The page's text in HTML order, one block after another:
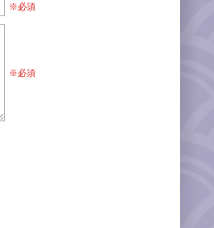
※必須
※必須